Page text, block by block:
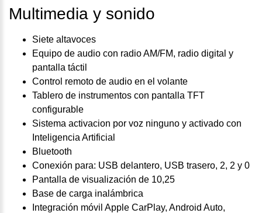
Multimedia y sonido
Siete altavoces
Equipo de audio con radio AM/FM, radio digital y
pantalla táctil
Control remoto de audio en el volante
Tablero de instrumentos con pantalla TFT
configurable
Sistema activacion por voz ninguno y activado con
Inteligencia Artificial
Bluetooth
Conexión para: USB delantero, USB trasero, 2, 2 y 0
Pantalla de visualización de 10,25
Base de carga inalámbrica
Integración móvil Apple CarPlay, Android Auto,